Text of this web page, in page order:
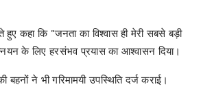
कहा कि "जनता का विश्वास ही मेरी सबसे बड़ी
के लिए हरसंभव प्रयास का आश्वासन दिया।
बहनों ने भी गरिमामयी उपस्थिति दर्ज कराई।